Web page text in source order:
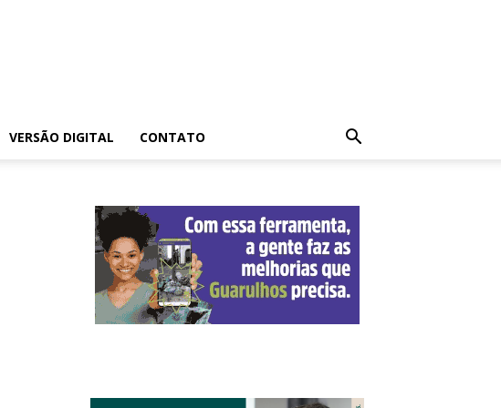
VERSÃO DIGITAL CONTATO